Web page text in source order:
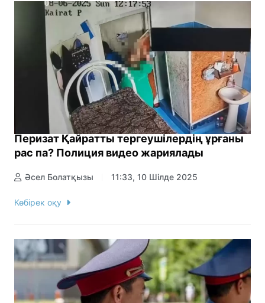
Перизат Қайратты тергеушілердің ұрғаны
рас па? Полиция видео жариялады
Әсел Болатқызы 11:33, 10 Шілде 2025
Көбірек оқу